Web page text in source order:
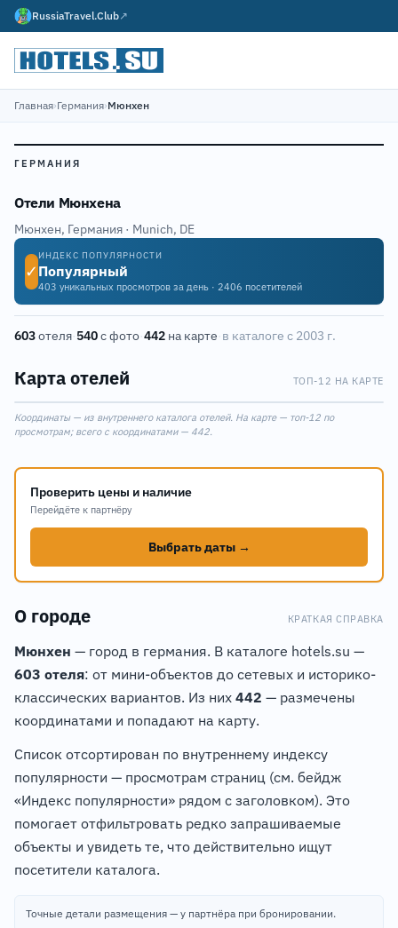
RussiaTravel.Club↗
Главная›Германия›Мюнхен
ГЕРМАНИЯ
Отели Мюнхена
Мюнхен, Германия · Munich, DE
✓
ИНДЕКС ПОПУЛЯРНОСТИ
Популярный
403 уникальных просмотров за день · 2406 посетителей
603отеля·540с фото·442 на карте·в каталоге с 2003 г.
Карта отелей ТОП-12 НА КАРТЕ
1
4
5
7
8
+
Координаты — из внутреннего каталога отелей. На карте — топ-12 по
просмотрам; всего с координатами — 442.
Проверить цены и наличие
Перейдёте к партнёру
Выбрать даты →
О городе КРАТКАЯ СПРАВКА
Мюнхен — город в германия. В каталоге hotels.su —
603 отеля: от мини-объектов до сетевых и историко-
классических вариантов. Из них 442 — размечены
координатами и попадают на карту.
Список отсортирован по внутреннему индексу
популярности — просмотрам страниц (см. бейдж
«Индекс популярности» рядом с заголовком). Это
помогает отфильтровать редко запрашиваемые
объекты и увидеть те, что действительно ищут
посетители каталога.
Точные детали размещения — у партнёра при бронировании.